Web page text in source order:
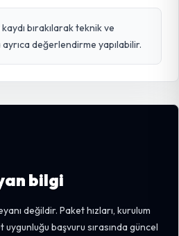
bırakılarak teknik ve
değerlendirme yapılabilir.
bilgi
değildir. Paket hızları, kurulum
başvuru sırasında güncel